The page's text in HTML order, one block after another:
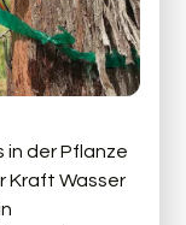
in der Pflanze
Kraft Wasser